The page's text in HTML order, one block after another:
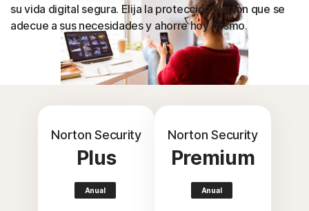
su vida digital segura. Elija la protección Norton que se
adecue a sus necesidades y ahorre hoy mismo.
Norton Security
Plus
Anual
Norton Security
Premium
Anual